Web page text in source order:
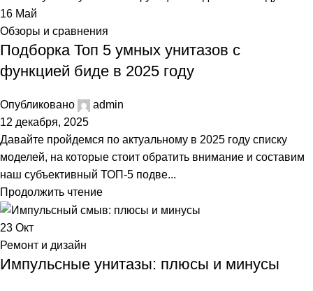
16 Май
Обзоры и сравнения
Подборка Топ 5 умных унитазов с
функцией биде в 2025 году
Опубликовано
admin
12 декабря, 2025
Давайте пройдемся по актуальному в 2025 году списку
моделей, на которые стоит обратить внимание и составим
наш субъективный ТОП-5 подве...
Продолжить чтение
23 Окт
Ремонт и дизайн
Импульсные унитазы: плюсы и минусы